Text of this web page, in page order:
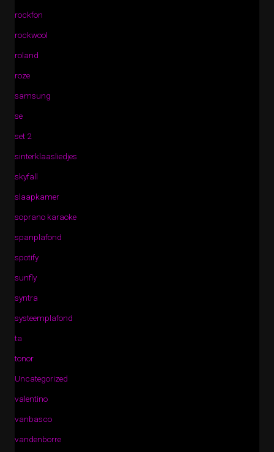
rockfon
rockwool
roland
roze
samsung
se
set 2
sinterklaasliedjes
skyfall
slaapkamer
soprano karaoke
spanplafond
spotify
sunfly
syntra
systeemplafond
ta
tonor
Uncategorized
valentino
vanbasco
vandenborre